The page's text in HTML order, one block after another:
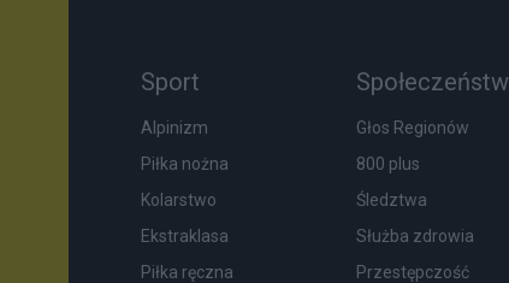
Sport
Alpinizm
Piłka nożna
Kolarstwo
Ekstraklasa
Piłka ręczna
Głos Regionów
800 plus
Śledztwa
Służba zdrowia
Przestępczość